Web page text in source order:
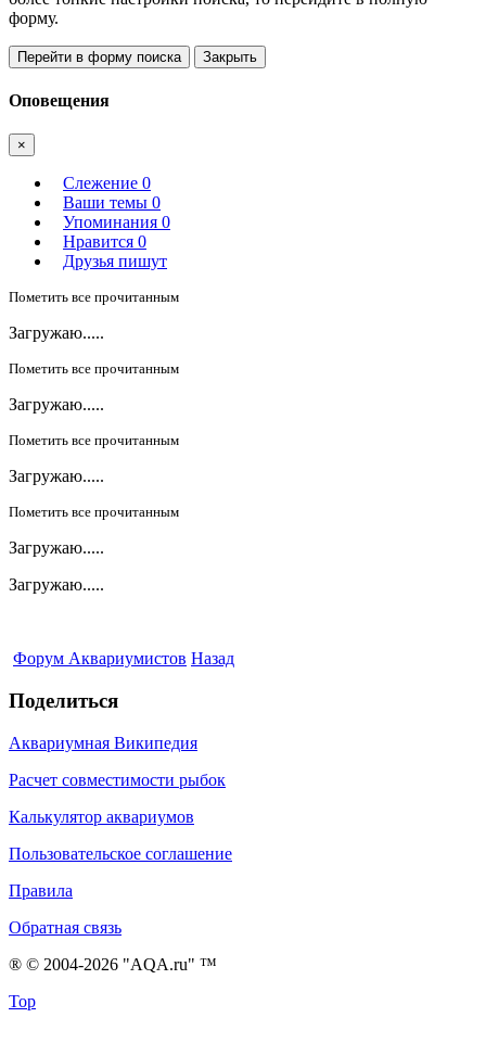
форму.
Перейти в форму поиска Закрыть
Оповещения
×
Слежение 0
Ваши темы 0
Упоминания 0
Нравится 0
Друзья пишут
Пометить все прочитанным
Загружаю.....
Пометить все прочитанным
Загружаю.....
Пометить все прочитанным
Загружаю.....
Пометить все прочитанным
Загружаю.....
Загружаю.....
Форум Аквариумистов Назад
Поделиться
Аквариумная Википедия
Расчет совместимости рыбок
Калькулятор аквариумов
Пользовательское соглашение
Правила
Обратная связь
® © 2004-2026 "AQA.ru" ™
Top